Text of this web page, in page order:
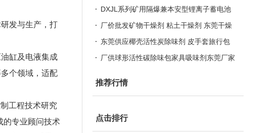
发与生产，打
缸及电液集成
个领域，适配
工程技术研究
的专业顾问技术
毫秒切换矿用后备电源
DXJL系列矿用隔爆兼本安型锂离子蓄电池
电源 3路独立机械开关
厂价批发矿物干燥剂 粘土干燥剂 东莞干燥
剂厂家
东莞供应椰壳活性炭除味剂 皮手套旅行包
用吸味除臭剂
厂供球形活性碳除味包家具吸味剂东莞厂家
推荐行情
点击排行